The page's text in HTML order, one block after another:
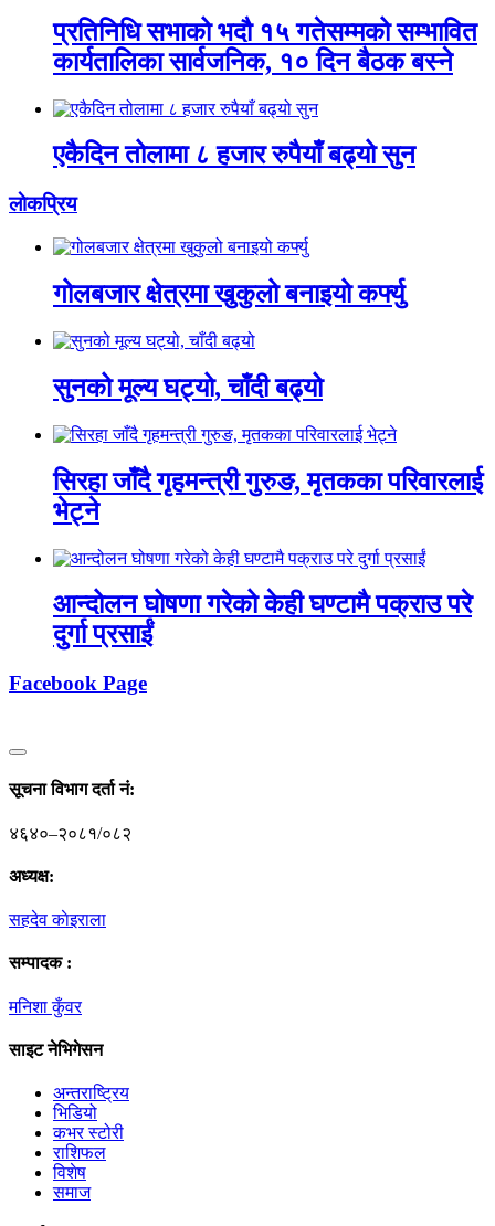
प्रतिनिधि सभाको भदौ १५ गतेसम्मको सम्भावित
कार्यतालिका सार्वजनिक, १० दिन बैठक बस्ने
एकैदिन तोलामा ८ हजार रुपैयाँ बढ्यो सुन
लाेकप्रिय
गोलबजार क्षेत्रमा खुकुलो बनाइयो कर्फ्यु
सुनको मूल्य घट्यो, चाँदी बढ्यो
सिरहा जाँदै गृहमन्त्री गुरुङ, मृतकका परिवारलाई
भेट्ने
आन्दोलन घोषणा गरेको केही घण्टामै पक्राउ परे
दुर्गा प्रसाईं
Facebook Page
सूचना विभाग दर्ता नं‍:
४६४०–२०८१/०८२
अध्यक्ष:
सहदेव काेइराला
सम्पादक :
मनिशा कुँवर
साइट नेभिगेसन
अन्तराष्ट्रिय
भिडियो
कभर स्टोरी
राशिफल
विशेष
समाज